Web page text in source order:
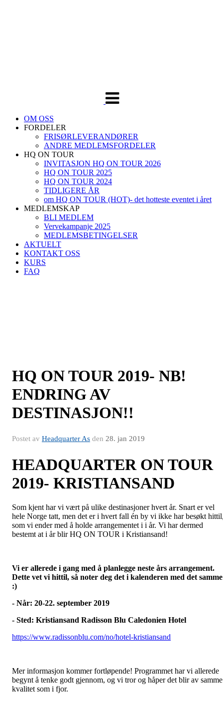
OM OSS
FORDELER
FRISØRLEVERANDØRER
ANDRE MEDLEMSFORDELER
HQ ON TOUR
INVITASJON HQ ON TOUR 2026
HQ ON TOUR 2025
HQ ON TOUR 2024
TIDLIGERE ÅR
om HQ ON TOUR (HOT)- det hotteste eventet i året
MEDLEMSKAP
BLI MEDLEM
Vervekampanje 2025
MEDLEMSBETINGELSER
AKTUELT
KONTAKT OSS
KURS
FAQ
HQ ON TOUR 2019- NB!
ENDRING AV
DESTINASJON!!
Postet av Headquarter As den 28. jan 2019
HEADQUARTER ON TOUR
2019- KRISTIANSAND
Som kjent har vi vært på ulike destinasjoner hvert år. Snart er vel
hele Norge tatt, men det er i hvert fall én by vi ikke har besøkt
som vi ender med å holde arrangementet i i år. Vi har dermed
bestemt at i år blir HQ ON TOUR i Kristiansand!
Vi er allerede i gang med å planlegge neste års arrangement.
Dette vet vi hittil, så noter deg det i kalenderen med det samme
:)
- Når: 20-22. september 2019
- Sted: Kristiansand Radisson Blu Caledonien Hotel
https://www.radissonblu.com/no/hotel-kristiansand
Mer informasjon kommer fortløpende! Programmet har vi allerede
begynt å tenke godt gjennom, og vi tror og håper det blir av samme
kvalitet som i fjor.